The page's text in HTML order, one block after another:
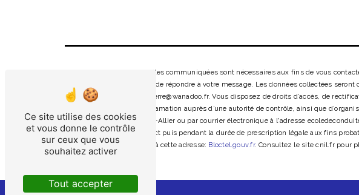
** Les données personnelles communiquées sont nécessaires aux fins de vous
traitants dans le seul but de répondre à votre message. Les données collectées
Allier ecoledeconduite-pierre@wanadoo.fr. Vous disposez de droits d’accès, de
droit d’introduire une réclamation auprès d’une autorité de contrôle, ainsi que
Vichy, 03700 Bellerive-sur-Allier ou par courrier électronique à l'adresse
période de prise de contact puis pendant la durée de prescription légale aux fins
téléphonique, disponible à cette adresse:
Bloctel.gouv.fr. Consultez le site cnil.fr pour
Ce site utilise des cookies
et vous donne le contrôle
sur ceux que vous
souhaitez activer
Tout accepter